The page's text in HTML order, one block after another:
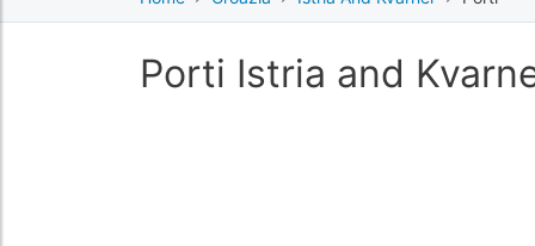
Porti Istria and